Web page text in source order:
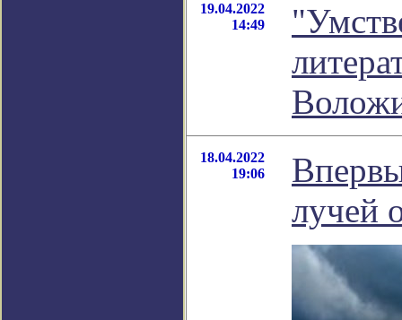
19.04.2022
14:49
18.04.2022
19:06
лучей